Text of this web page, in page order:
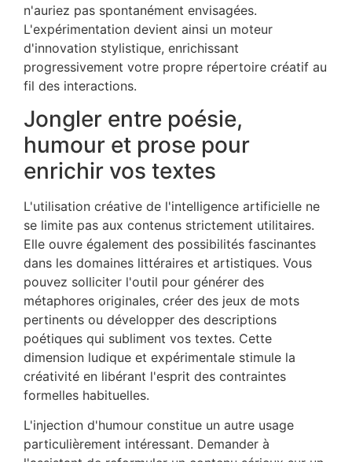
n'auriez pas spontanément envisagées.
L'expérimentation devient ainsi un moteur
d'innovation stylistique, enrichissant
progressivement votre propre répertoire créatif au
fil des interactions.
Jongler entre poésie,
humour et prose pour
enrichir vos textes
L'utilisation créative de l'intelligence artificielle ne
se limite pas aux contenus strictement utilitaires.
Elle ouvre également des possibilités fascinantes
dans les domaines littéraires et artistiques. Vous
pouvez solliciter l'outil pour générer des
métaphores originales, créer des jeux de mots
pertinents ou développer des descriptions
poétiques qui subliment vos textes. Cette
dimension ludique et expérimentale stimule la
créativité en libérant l'esprit des contraintes
formelles habituelles.
L'injection d'humour constitue un autre usage
particulièrement intéressant. Demander à